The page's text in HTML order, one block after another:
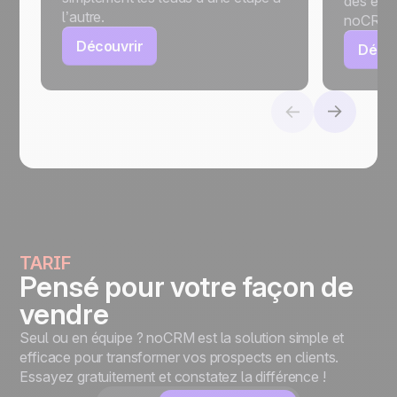
l’autre.
Découvrir
noCRM.
TARIF
Pensé pour votre façon de
vendre
Seul ou en équipe ? noCRM est la solution simple et
efficace pour transformer vos prospects en clients.
Essayez gratuitement et constatez la différence !